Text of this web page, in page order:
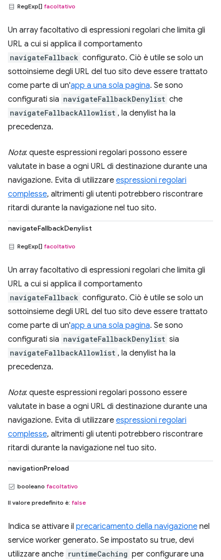
RegExp[] facoltativo
Un array facoltativo di espressioni regolari che limita gli
URL a cui si applica il comportamento
navigateFallback configurato. Ciò è utile se solo un
sottoinsieme degli URL del tuo sito deve essere trattato
come parte di un'app a una sola pagina. Se sono
configurati sia navigateFallbackDenylist che
navigateFallbackAllowlist , la denylist ha la
precedenza.
Nota: queste espressioni regolari possono essere
valutate in base a ogni URL di destinazione durante una
navigazione. Evita di utilizzare espressioni regolari
complesse, altrimenti gli utenti potrebbero riscontrare
ritardi durante la navigazione nel tuo sito.
navigateFallbackDenylist
RegExp[] facoltativo
Un array facoltativo di espressioni regolari che limita gli
URL a cui si applica il comportamento
navigateFallback configurato. Ciò è utile se solo un
sottoinsieme degli URL del tuo sito deve essere trattato
come parte di un'app a una sola pagina. Se sono
configurati sia navigateFallbackDenylist sia
navigateFallbackAllowlist , la denylist ha la
precedenza.
Nota: queste espressioni regolari possono essere
valutate in base a ogni URL di destinazione durante una
navigazione. Evita di utilizzare espressioni regolari
complesse, altrimenti gli utenti potrebbero riscontrare
ritardi durante la navigazione nel tuo sito.
navigationPreload
booleano facoltativo
Il valore predefinito è: false
Indica se attivare il precaricamento della navigazione nel
service worker generato. Se impostato su true, devi
utilizzare anche runtimeCaching per configurare una